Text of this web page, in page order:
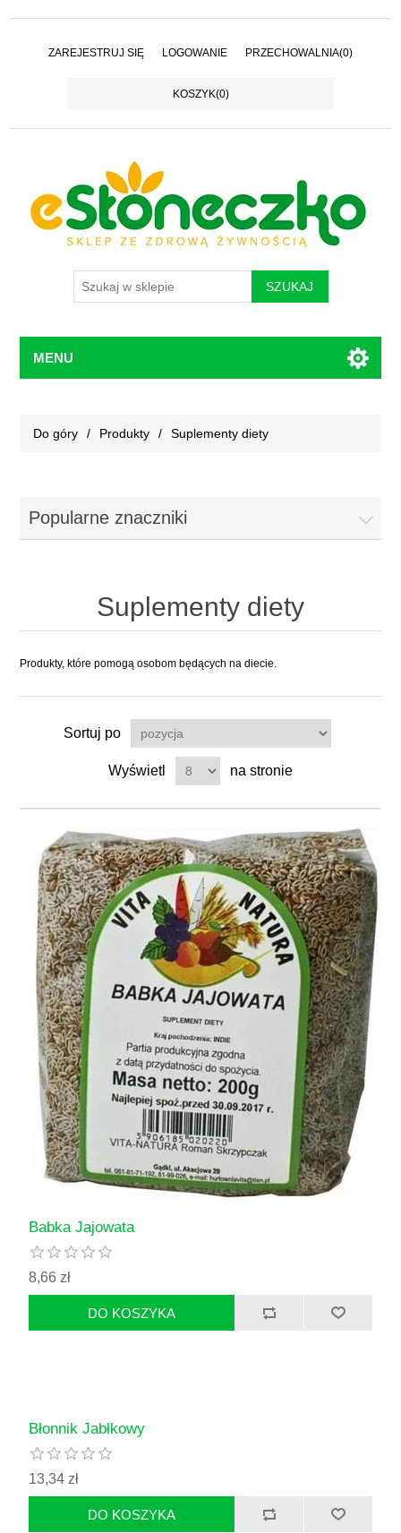
ZAREJESTRUJ SIĘ LOGOWANIE PRZECHOWALNIA(0)
KOSZYK(0)
MENU
Do góry / Produkty / Suplementy diety
Popularne znaczniki
Suplementy diety
Produkty, które pomogą osobom będących na diecie.
Sortuj po
Wyświetl na stronie
Babka Jajowata
8,66 zł
Błonnik Jabłkowy
13,34 zł